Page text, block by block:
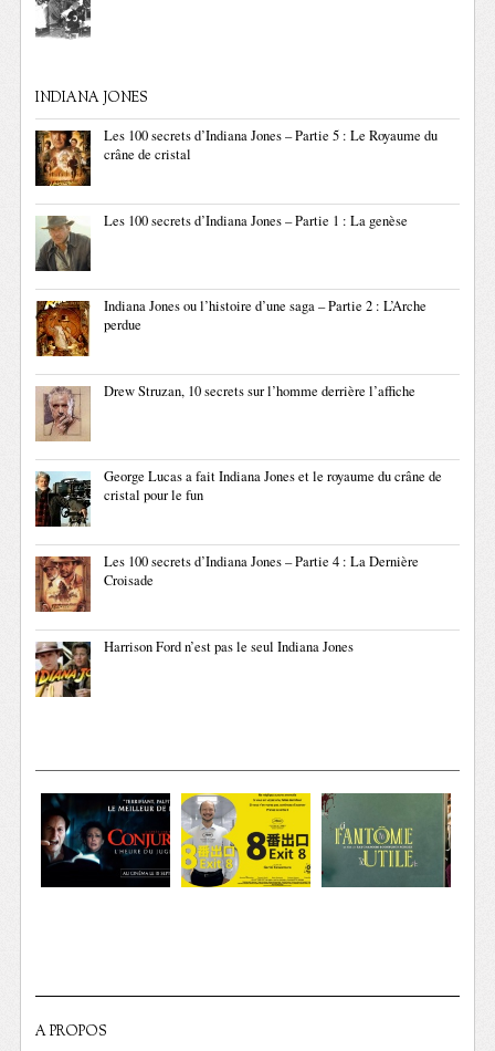
INDIANA JONES
Les 100 secrets d’Indiana Jones – Partie 5 : Le Royaume du
crâne de cristal
Les 100 secrets d’Indiana Jones – Partie 1 : La genèse
Indiana Jones ou l’histoire d’une saga – Partie 2 : L’Arche
perdue
Drew Struzan, 10 secrets sur l’homme derrière l’affiche
George Lucas a fait Indiana Jones et le royaume du crâne de
cristal pour le fun
Les 100 secrets d’Indiana Jones – Partie 4 : La Dernière
Croisade
Harrison Ford n’est pas le seul Indiana Jones
A PROPOS